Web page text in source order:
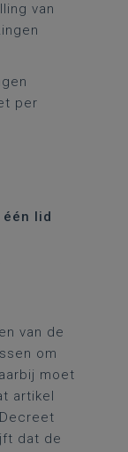
van
per
één lid
van de
om
moet
artikel
dat de